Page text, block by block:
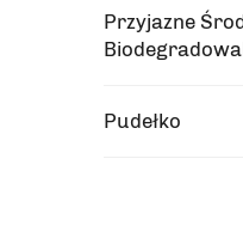
Przyjazne
Pudełko